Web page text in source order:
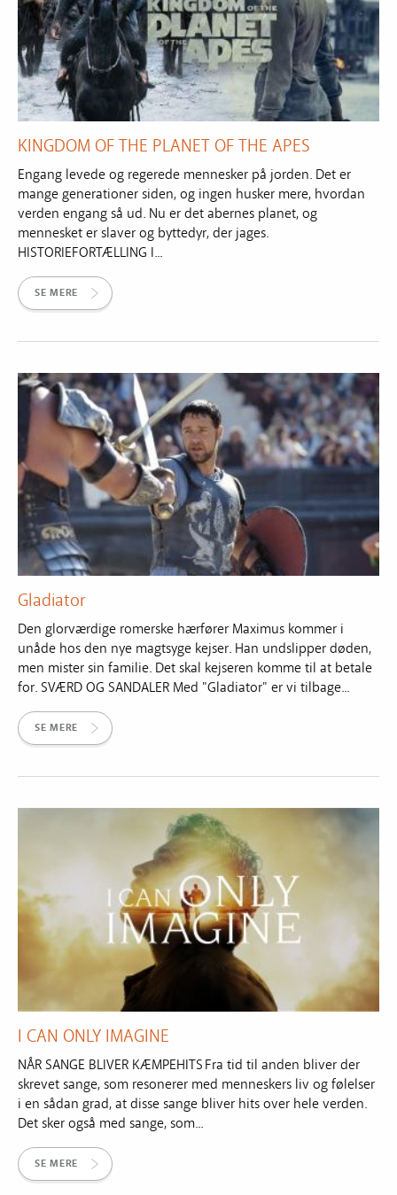
KINGDOM OF THE PLANET OF THE APES
Engang levede og regerede mennesker på jorden. Det er
mange generationer siden, og ingen husker mere, hvordan
verden engang så ud. Nu er det abernes planet, og
mennesket er slaver og byttedyr, der jages.
HISTORIEFORTÆLLING I...
SE MERE
Gladiator
Den glorværdige romerske hærfører Maximus kommer i
unåde hos den nye magtsyge kejser. Han undslipper døden,
men mister sin familie. Det skal kejseren komme til at betale
for. SVÆRD OG SANDALER Med "Gladiator" er vi tilbage...
SE MERE
I CAN ONLY IMAGINE
NÅR SANGE BLIVER KÆMPEHITS Fra tid til anden bliver der
skrevet sange, som resonerer med menneskers liv og følelser
i en sådan grad, at disse sange bliver hits over hele verden.
Det sker også med sange, som...
SE MERE